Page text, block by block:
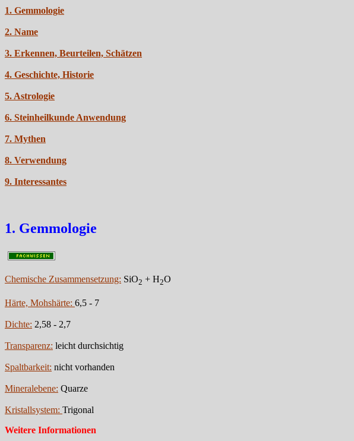
1. Gemmologie
2. Name
3. Erkennen, Beurteilen, Schätzen
4. Geschichte, Historie
5. Astrologie
6. Steinheilkunde Anwendung
7. Mythen
8. Verwendung
9. Interessantes
1. Gemmologie
Chemische Zusammensetzung: SiO2 + H2O
Härte, Mohshärte: 6,5 - 7
Dichte: 2,58 - 2,7
Transparenz: leicht durchsichtig
Spaltbarkeit: nicht vorhanden
Mineralebene: Quarze
Kristallsystem: Trigonal
Weitere Informationen